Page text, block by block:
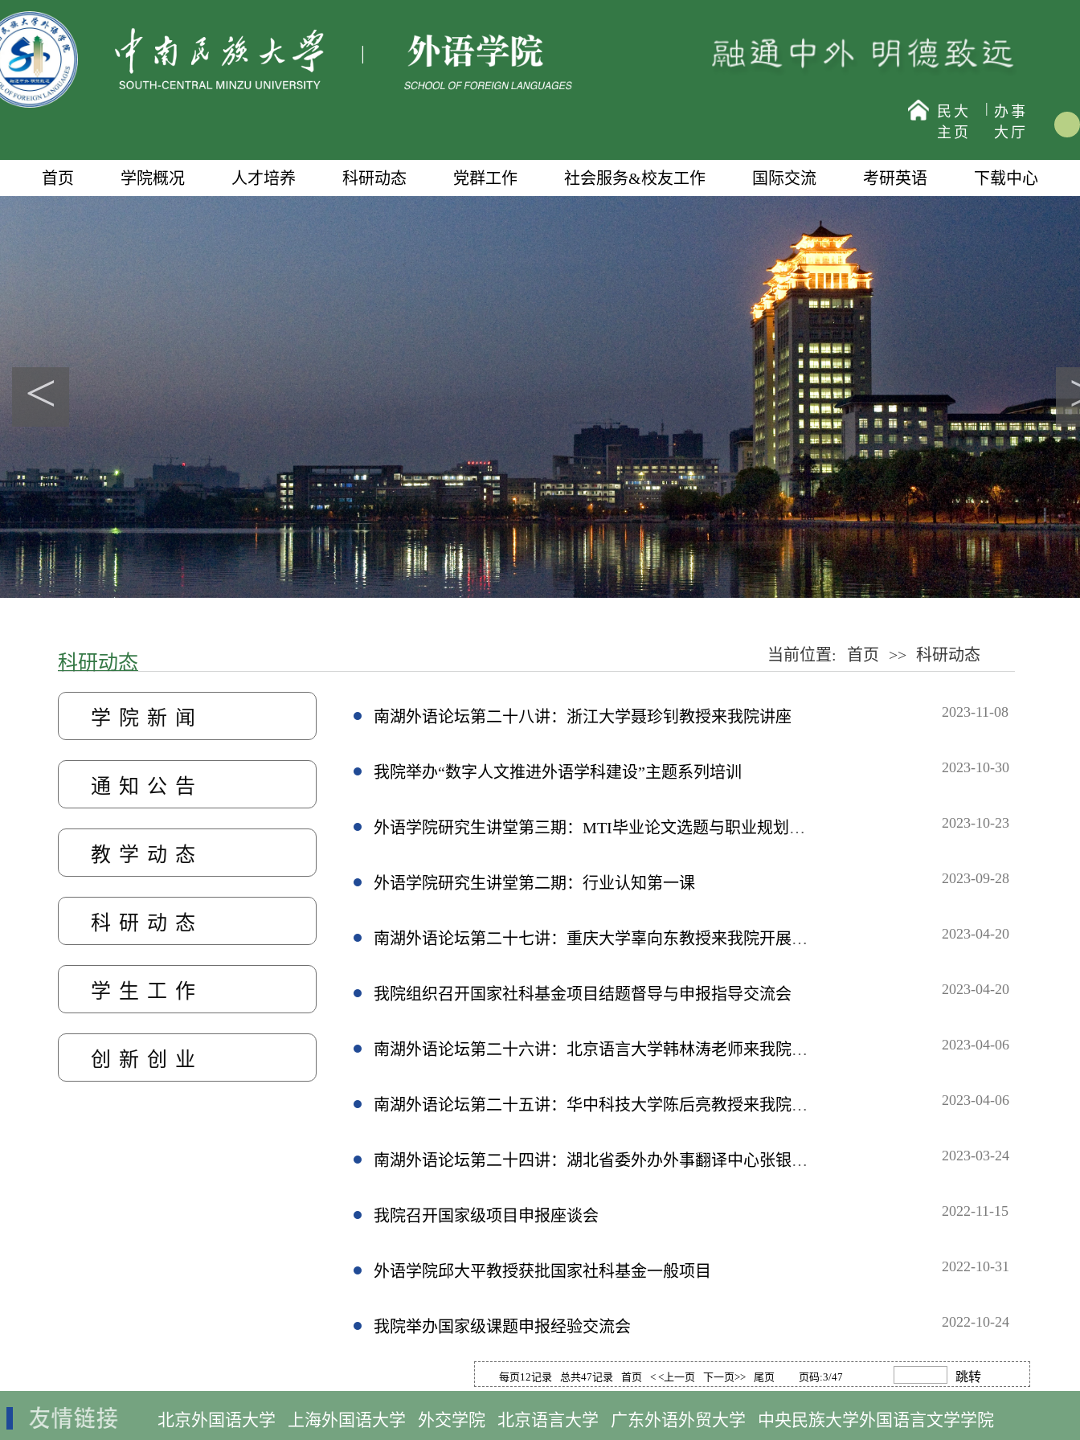
|
民大
主页
| 办事
大厅
首页 学院概况 人才培养 科研动态 党群工作 社会服务&校友工作 国际交流 考研英语 下载中心
<
科研动态 当前位置: 首页 >> 科研动态
学院新闻
通知公告
教学动态
科研动态
学生工作
创新创业
南湖外语论坛第二十八讲：浙江大学聂珍钊教授来我院讲座 2023-11-08
我院举办“数字人文推进外语学科建设”主题系列培训 2023-10-30
外语学院研究生讲堂第三期：MTI毕业论文选题与职业规划讲座 2023-10-23
外语学院研究生讲堂第二期：行业认知第一课 2023-09-28
南湖外语论坛第二十七讲：重庆大学辜向东教授来我院开展学术交流 2023-04-20
我院组织召开国家社科基金项目结题督导与申报指导交流会 2023-04-20
南湖外语论坛第二十六讲：北京语言大学韩林涛老师来我院讲座 2023-04-06
南湖外语论坛第二十五讲：华中科技大学陈后亮教授来我院讲座 2023-04-06
南湖外语论坛第二十四讲：湖北省委外办外事翻译中心张银来我院讲座 2023-03-24
我院召开国家级项目申报座谈会 2022-11-15
外语学院邱大平教授获批国家社科基金一般项目 2022-10-31
我院举办国家级课题申报经验交流会 2022-10-24
每页12记录 总共47记录 首页 < <上一页 下一页>> 尾页 页码:3/47 跳转
北京外国语大学 上海外国语大学 外交学院 北京语言大学 广东外语外贸大学 中央民族大学外国语言文学学院